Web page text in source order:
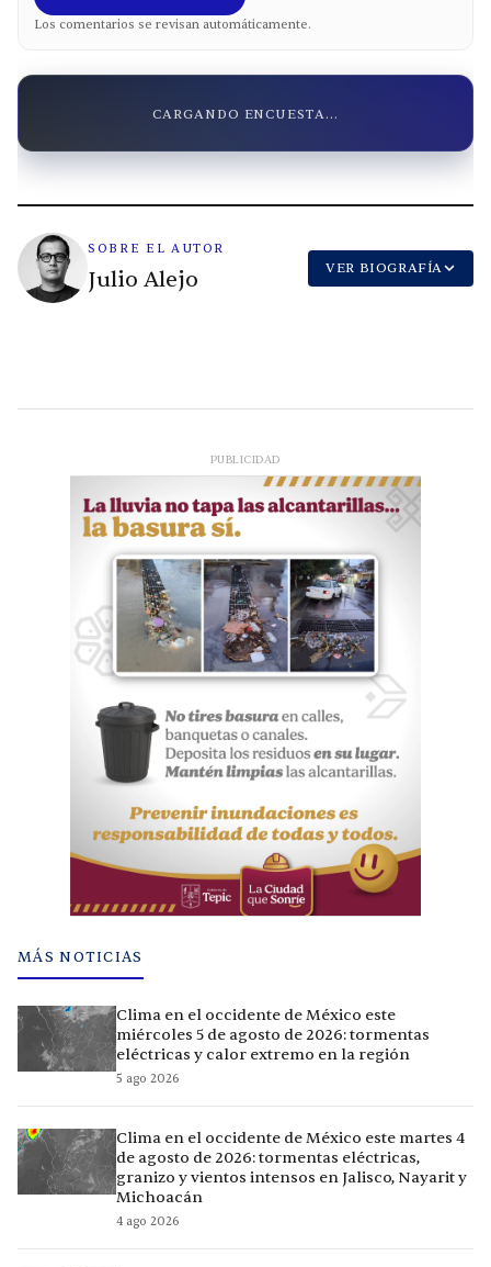
Los comentarios se revisan automáticamente.
CARGANDO ENCUESTA...
SOBRE EL AUTOR
Julio Alejo VER BIOGRAFÍA
PUBLICIDAD
MÁS NOTICIAS
Clima en el occidente de México este
miércoles 5 de agosto de 2026: tormentas
eléctricas y calor extremo en la región
5 ago 2026
Clima en el occidente de México este martes 4
de agosto de 2026: tormentas eléctricas,
granizo y vientos intensos en Jalisco, Nayarit y
Michoacán
4 ago 2026